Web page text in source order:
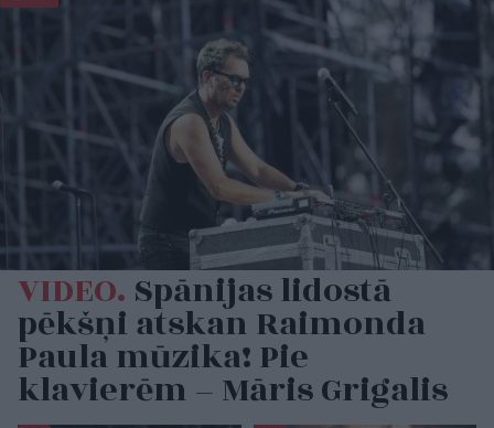
VIDEO. Spānijas lidostā
pēkšņi atskan Raimonda
Paula mūzika! Pie
klavierēm – Māris Grigalis